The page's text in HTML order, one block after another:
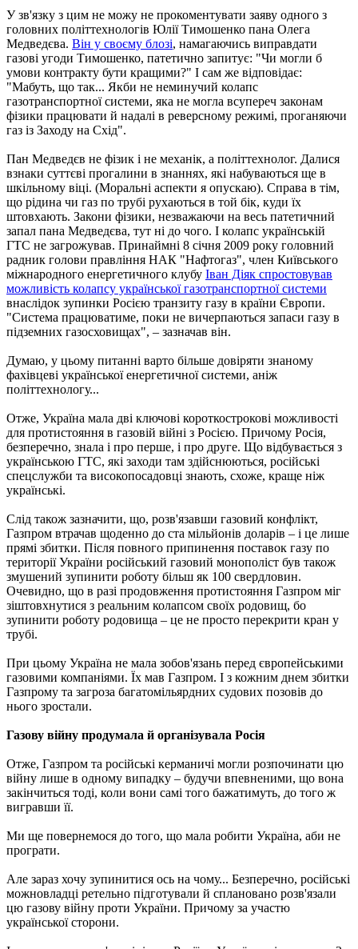
У зв'язку з цим не можу не прокоментувати заяву одного з
головних політтехнологів Юлії Тимошенко пана Олега
Медведєва. Він у своєму блозі, намагаючись виправдати
газові угоди Тимошенко, патетично запитує: "Чи могли б
умови контракту бути кращими?" І сам же відповідає:
"Мабуть, що так... Якби не неминучий колапс
газотранспортної системи, яка не могла всупереч законам
фізики працювати й надалі в реверсному режимі, проганяючи
газ із Заходу на Схід".
Пан Медведєв не фізик і не механік, а політтехнолог. Далися
взнаки суттєві прогалини в знаннях, які набуваються ще в
шкільному віці. (Моральні аспекти я опускаю). Справа в тім,
що рідина чи газ по трубі рухаються в той бік, куди їх
штовхають. Закони фізики, незважаючи на весь патетичний
запал пана Медведєва, тут ні до чого. І колапс українській
ГТС не загрожував. Принаймні 8 січня 2009 року головний
радник голови правління НАК "Нафтогаз", член Київського
міжнародного енергетичного клубу Іван Діяк спростовував
можливість колапсу української газотранспортної системи
внаслідок зупинки Росією транзиту газу в країни Європи.
"Система працюватиме, поки не вичерпаються запаси газу в
підземних газосховищах", – зазначав він.
Думаю, у цьому питанні варто більше довіряти знаному
фахівцеві української енергетичної системи, аніж
політтехнологу...
Отже, Україна мала дві ключові короткострокові можливості
для протистояння в газовій війні з Росією. Причому Росія,
безперечно, знала і про перше, і про друге. Що відбувається з
українською ГТС, які заходи там здійснюються, російські
спецслужби та високопосадовці знають, схоже, краще ніж
українські.
Слід також зазначити, що, розв'язавши газовий конфлікт,
Газпром втрачав щоденно до ста мільйонів доларів – і це лише
прямі збитки. Після повного припинення поставок газу по
території України російський газовий монополіст був також
змушений зупинити роботу більш як 100 свердловин.
Очевидно, що в разі продовження протистояння Газпром міг
зіштовхнутися з реальним колапсом своїх родовищ, бо
зупинити роботу родовища – це не просто перекрити кран у
трубі.
При цьому Україна не мала зобов'язань перед європейськими
газовими компаніями. Їх мав Газпром. І з кожним днем збитки
Газпрому та загроза багатомільярдних судових позовів до
нього зростали.
Газову війну продумала й організувала Росія
Отже, Газпром та російські керманичі могли розпочинати цю
війну лише в одному випадку – будучи впевненими, що вона
закінчиться тоді, коли вони самі того бажатимуть, до того ж
вигравши її.
Ми ще повернемося до того, що мала робити Україна, аби не
програти.
Але зараз хочу зупинитися ось на чому... Безперечно, російські
можновладці ретельно підготували й сплановано розв'язали
цю газову війну проти України. Причому за участю
української сторони.